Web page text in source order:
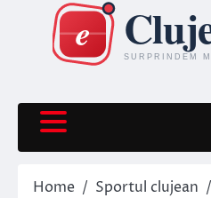
content
Home
Sportul clujean